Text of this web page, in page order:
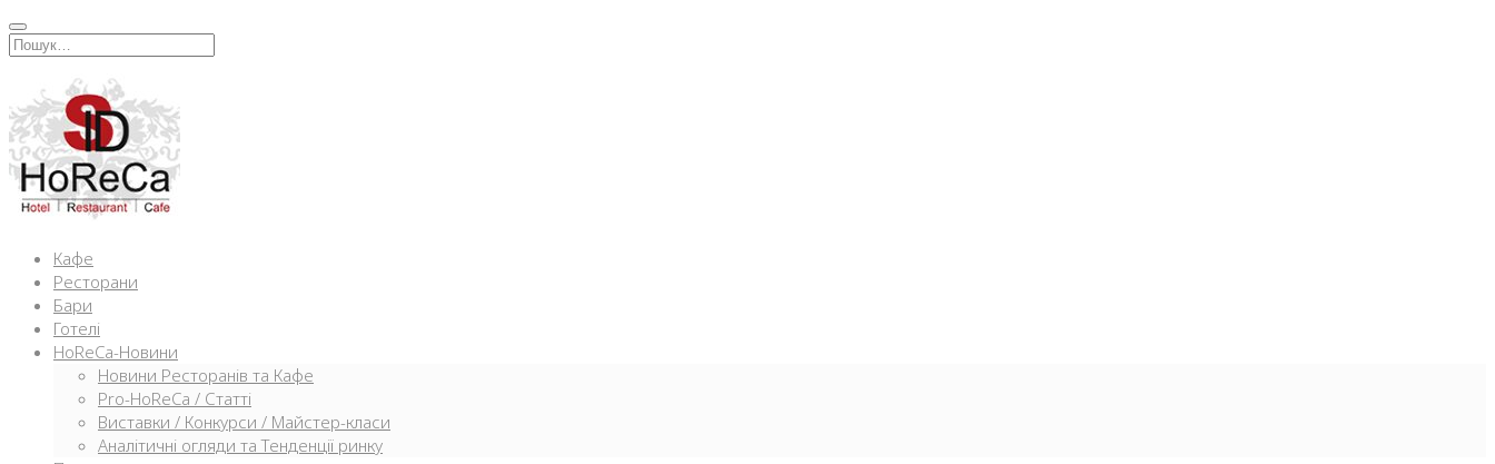
Перейти
кИскать:
Кафе
Ресторани
Бари
Готелі
HoReCa-Новини
Новини Ресторанів та Кафе
Pro-HoReCa / Статті
Виставки / Конкурси / Майстер-класи
Аналітичні огляди та Тенденції ринку